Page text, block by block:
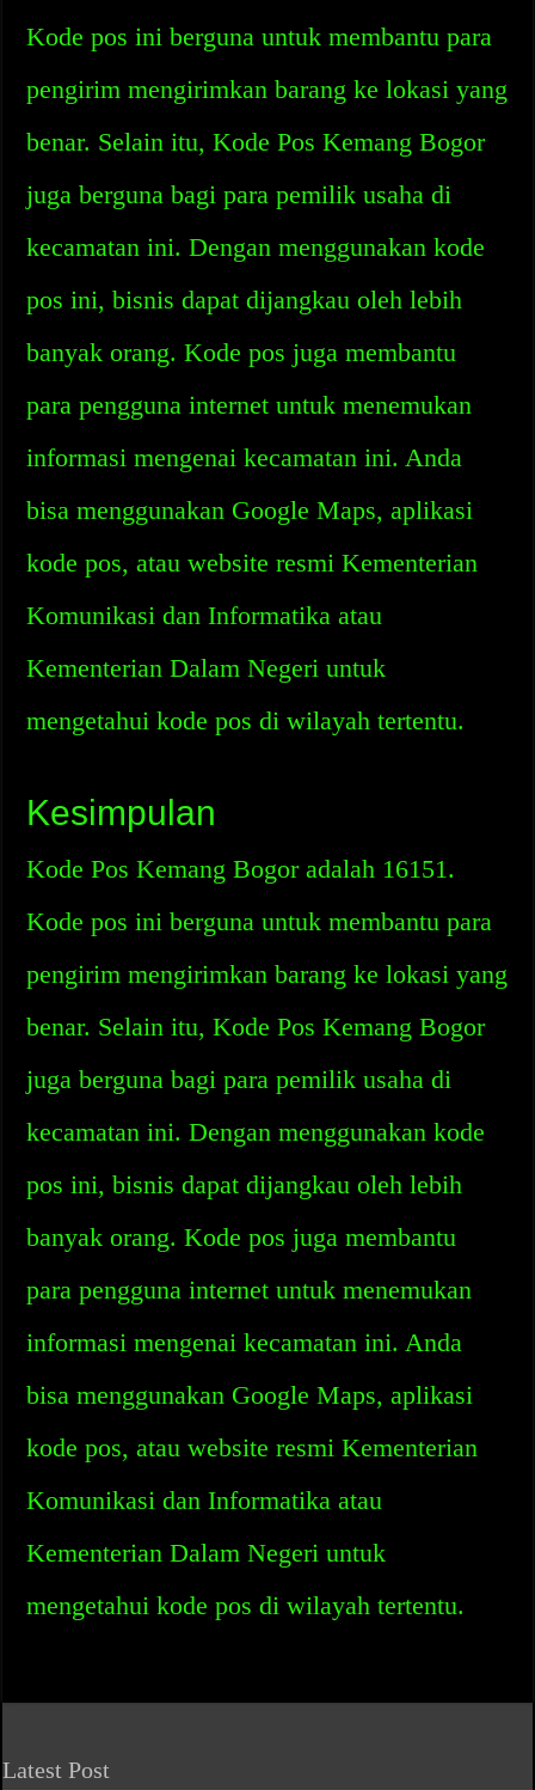
Kode pos ini berguna untuk membantu para
pengirim mengirimkan barang ke lokasi yang
benar. Selain itu, Kode Pos Kemang Bogor
juga berguna bagi para pemilik usaha di
kecamatan ini. Dengan menggunakan kode
pos ini, bisnis dapat dijangkau oleh lebih
banyak orang. Kode pos juga membantu
para pengguna internet untuk menemukan
informasi mengenai kecamatan ini. Anda
bisa menggunakan Google Maps, aplikasi
kode pos, atau website resmi Kementerian
Komunikasi dan Informatika atau
Kementerian Dalam Negeri untuk
mengetahui kode pos di wilayah tertentu.
Kesimpulan
Kode Pos Kemang Bogor adalah 16151.
Kode pos ini berguna untuk membantu para
pengirim mengirimkan barang ke lokasi yang
benar. Selain itu, Kode Pos Kemang Bogor
juga berguna bagi para pemilik usaha di
kecamatan ini. Dengan menggunakan kode
pos ini, bisnis dapat dijangkau oleh lebih
banyak orang. Kode pos juga membantu
para pengguna internet untuk menemukan
informasi mengenai kecamatan ini. Anda
bisa menggunakan Google Maps, aplikasi
kode pos, atau website resmi Kementerian
Komunikasi dan Informatika atau
Kementerian Dalam Negeri untuk
mengetahui kode pos di wilayah tertentu.
Latest Post